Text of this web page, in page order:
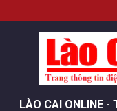
LÀO CAI ONLINE -